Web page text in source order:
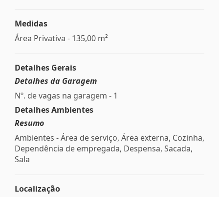
Medidas
Área Privativa - 135,00 m²
Detalhes Gerais
Detalhes da Garagem
Nº. de vagas na garagem - 1
Detalhes Ambientes
Resumo
Ambientes - Área de serviço, Área externa, Cozinha,
Dependência de empregada, Despensa, Sacada,
Sala
Localização